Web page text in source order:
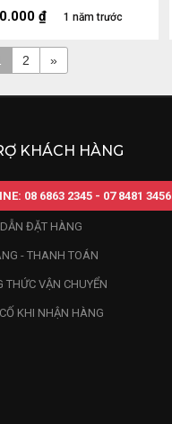
1 năm trước
₫
2 »
KHÁCH HÀNG
08 6863 2345 - 07 8481 3456
ĐẶT HÀNG
- THANH TOÁN
THỨC VẬN CHUYỂN
KHI NHẬN HÀNG